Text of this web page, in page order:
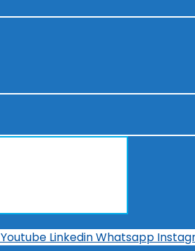
Youtube LinkedinWhatsapp